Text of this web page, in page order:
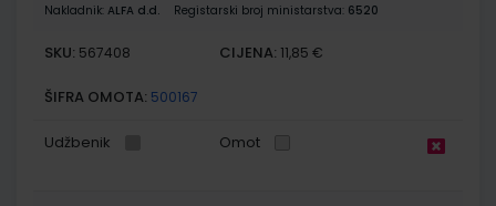
Nakladnik: ALFA d.d. Registarski broj ministarstva: 6520
SKU: 567408 CIJENA: 11,85 €
ŠIFRA OMOTA: 500167
Udžbenik Omot